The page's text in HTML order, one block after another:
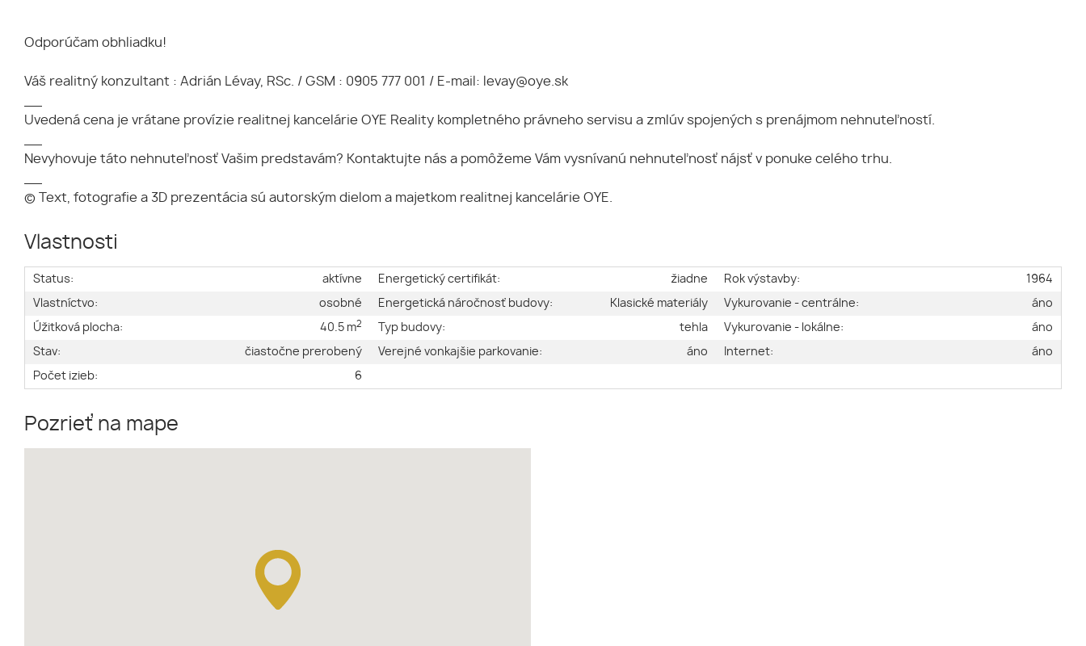
Odporúčam obhliadku!
Váš realitný konzultant : Adrián Lévay, RSc. / GSM : 0905 777 001 / E-mail: levay@oye.sk
Uvedená cena je vrátane provízie realitnej kancelárie OYE Reality kompletného právneho servisu a zmlúv spojených s prenájmom nehnuteľností.
Nevyhovuje táto nehnuteľnosť Vašim predstavám? Kontaktujte nás a pomôžeme Vám vysnívanú nehnuteľnosť nájsť v ponuke celého trhu.
© Text, fotografie a 3D prezentácia sú autorským dielom a majetkom realitnej kancelárie OYE.
Vlastnosti
Status:
aktívne
Vlastníctvo:
osobné
Úžitková plocha:
40.5 m2
Stav:
čiastočne prerobený
Počet izieb:
6
Energetický certifikát:
žiadne
Energetická náročnosť budovy:
Klasické materiály
Typ budovy:
tehla
Verejné vonkajšie parkovanie:
áno
Rok výstavby:
1964
Vykurovanie - centrálne:
áno
Vykurovanie - lokálne:
áno
Internet:
áno
Pozrieť na mape